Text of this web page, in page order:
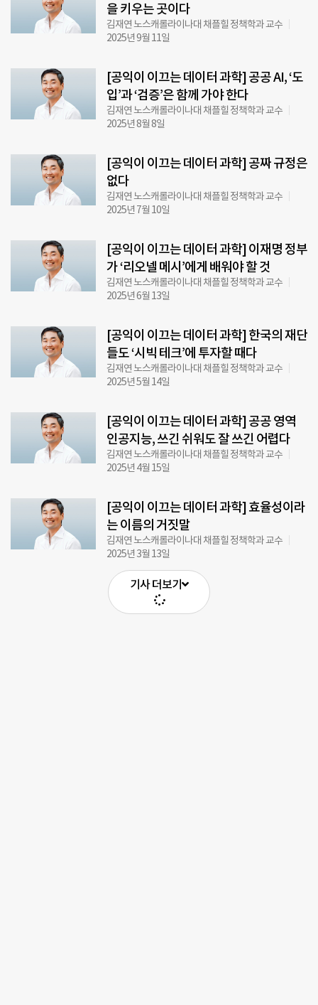
을 키우는 곳이다
김재연 노스캐롤라이나대 채플힐 정책학과 교수
2025년 9월 11일
[공익이 이끄는 데이터 과학] 공공 AI, ‘도
입’과 ‘검증’은 함께 가야 한다
김재연 노스캐롤라이나대 채플힐 정책학과 교수
2025년 8월 8일
[공익이 이끄는 데이터 과학] 공짜 규정은
없다
김재연 노스캐롤라이나대 채플힐 정책학과 교수
2025년 7월 10일
[공익이 이끄는 데이터 과학] 이재명 정부
가 ‘리오넬 메시’에게 배워야 할 것
김재연 노스캐롤라이나대 채플힐 정책학과 교수
2025년 6월 13일
[공익이 이끄는 데이터 과학] 한국의 재단
들도 ‘시빅 테크’에 투자할 때다
김재연 노스캐롤라이나대 채플힐 정책학과 교수
2025년 5월 14일
[공익이 이끄는 데이터 과학] 공공 영역
인공지능, 쓰긴 쉬워도 잘 쓰긴 어렵다
김재연 노스캐롤라이나대 채플힐 정책학과 교수
2025년 4월 15일
[공익이 이끄는 데이터 과학] 효율성이라
는 이름의 거짓말
김재연 노스캐롤라이나대 채플힐 정책학과 교수
2025년 3월 13일
기사 더보기